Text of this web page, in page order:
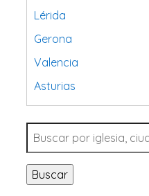
Lérida
Gerona
Valencia
Asturias
Tarragona
Navarra
Valladolid
Sevilla
Buscar